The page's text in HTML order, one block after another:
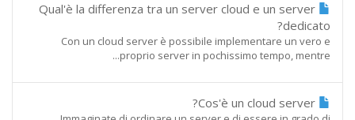
Qual'è la differenza tra un server cloud e un server
dedicato?
Con un cloud server è possibile implementare un vero e
proprio server in pochissimo tempo, mentre...